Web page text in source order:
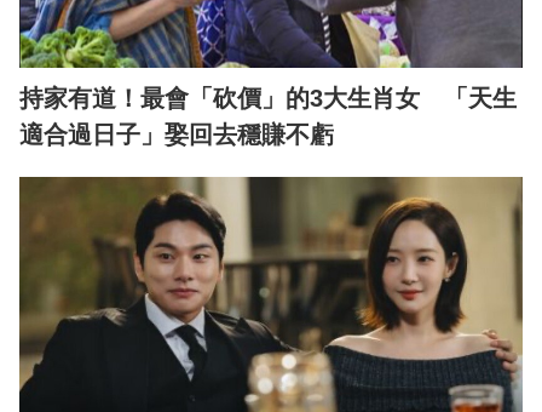
持家有道！最會「砍價」的3大生肖女 「天生
適合過日子」娶回去穩賺不虧